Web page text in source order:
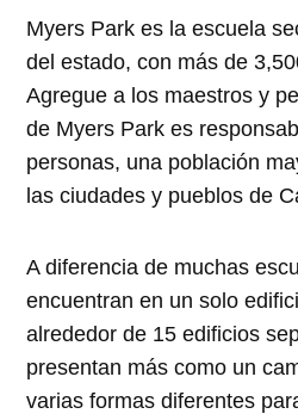
Myers Park es la escuela
del estado, con más de
Agregue a los maestros y
de Myers Park es
personas, una población
las ciudades y pueblos de
A diferencia de muchas
encuentran en un solo
alrededor de 15 edificios
presentan más como un
varias formas diferentes